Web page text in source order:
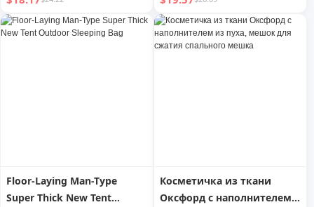
использования на
открытом воздухе
открытом воздухе
Floor-Laying Man-Type
Super Thick New Tent
Косметичка из ткани
Оксфорд с наполнителем